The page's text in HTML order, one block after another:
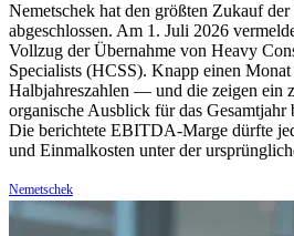
Nemetschek hat den größten Zukauf
abgeschlossen. Am 1. Juli 2026
Vollzug der Übernahme von Heavy
Specialists (HCSS). Knapp einen
Halbjahreszahlen — und die zeigen ein
organische Ausblick für das Gesamtjahr
Die berichtete EBITDA-Marge dürfte
und Einmalkosten unter der
Nemetschek